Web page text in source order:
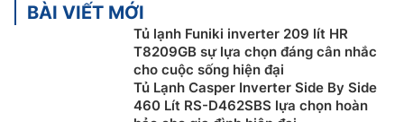
BÀI VIẾT MỚI
Tủ lạnh Funiki inverter 209 lít HR
T8209GB sự lựa chọn đáng cân nhắc
cho cuộc sống hiện đại
Tủ Lạnh Casper Inverter Side By Side
460 Lít RS-D462SBS lựa chọn hoàn